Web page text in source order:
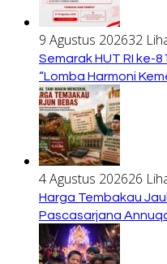
9 Agustus 202632
Semarak HUT RI ke-
“Lomba Harmoni
4 Agustus 202626
Harga Tembakau
Pascasarjana